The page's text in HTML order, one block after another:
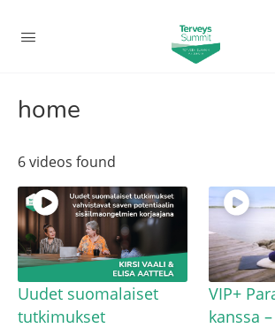
home
6 videos found
Uudet suomalaiset
tutkimukset
VIP+
kanssa